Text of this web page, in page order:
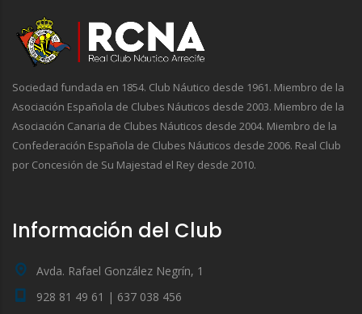
Sociedad fundada en 1854. Club Náutico desde 1961. Miembro de la
Asociación Española de Clubes Náuticos desde 2003. Miembro de la
Asociación Canaria de Clubes Náuticos desde 2004. Miembro de la
Confederación Española de Clubes Náuticos desde 2006. Real Club
por Concesión de Su Majestad el Rey desde 2010.
Información del Club
Avda. Rafael González Negrín, 1
928 81 49 61 | 637 038 456